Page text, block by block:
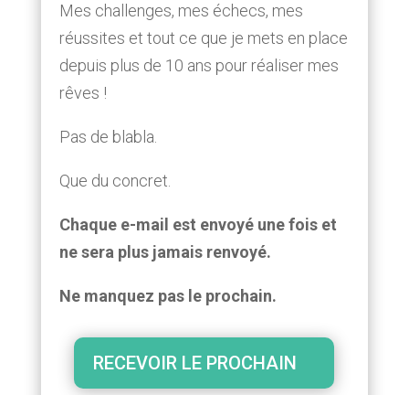
Mes challenges, mes échecs, mes
réussites et tout ce que je mets en place
depuis plus de 10 ans pour réaliser mes
rêves !
Pas de blabla.
Que du concret.
Chaque e-mail est envoyé une fois et
ne sera plus jamais renvoyé.
Ne manquez pas le prochain.
RECEVOIR LE PROCHAIN